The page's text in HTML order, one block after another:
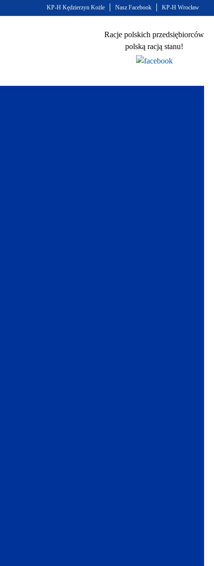
KP-H Kędzierzyn Kożle Nasz Facebook KP-H Wrocław
Racje polskich przedsiębiorców
polską racją stanu!